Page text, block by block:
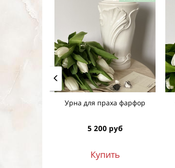
Урна для праха фарфор
5 200 руб
Купить